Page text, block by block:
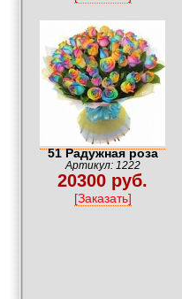
51 Радужная роза
Артикул: 1222
20300 руб.
[Заказать]